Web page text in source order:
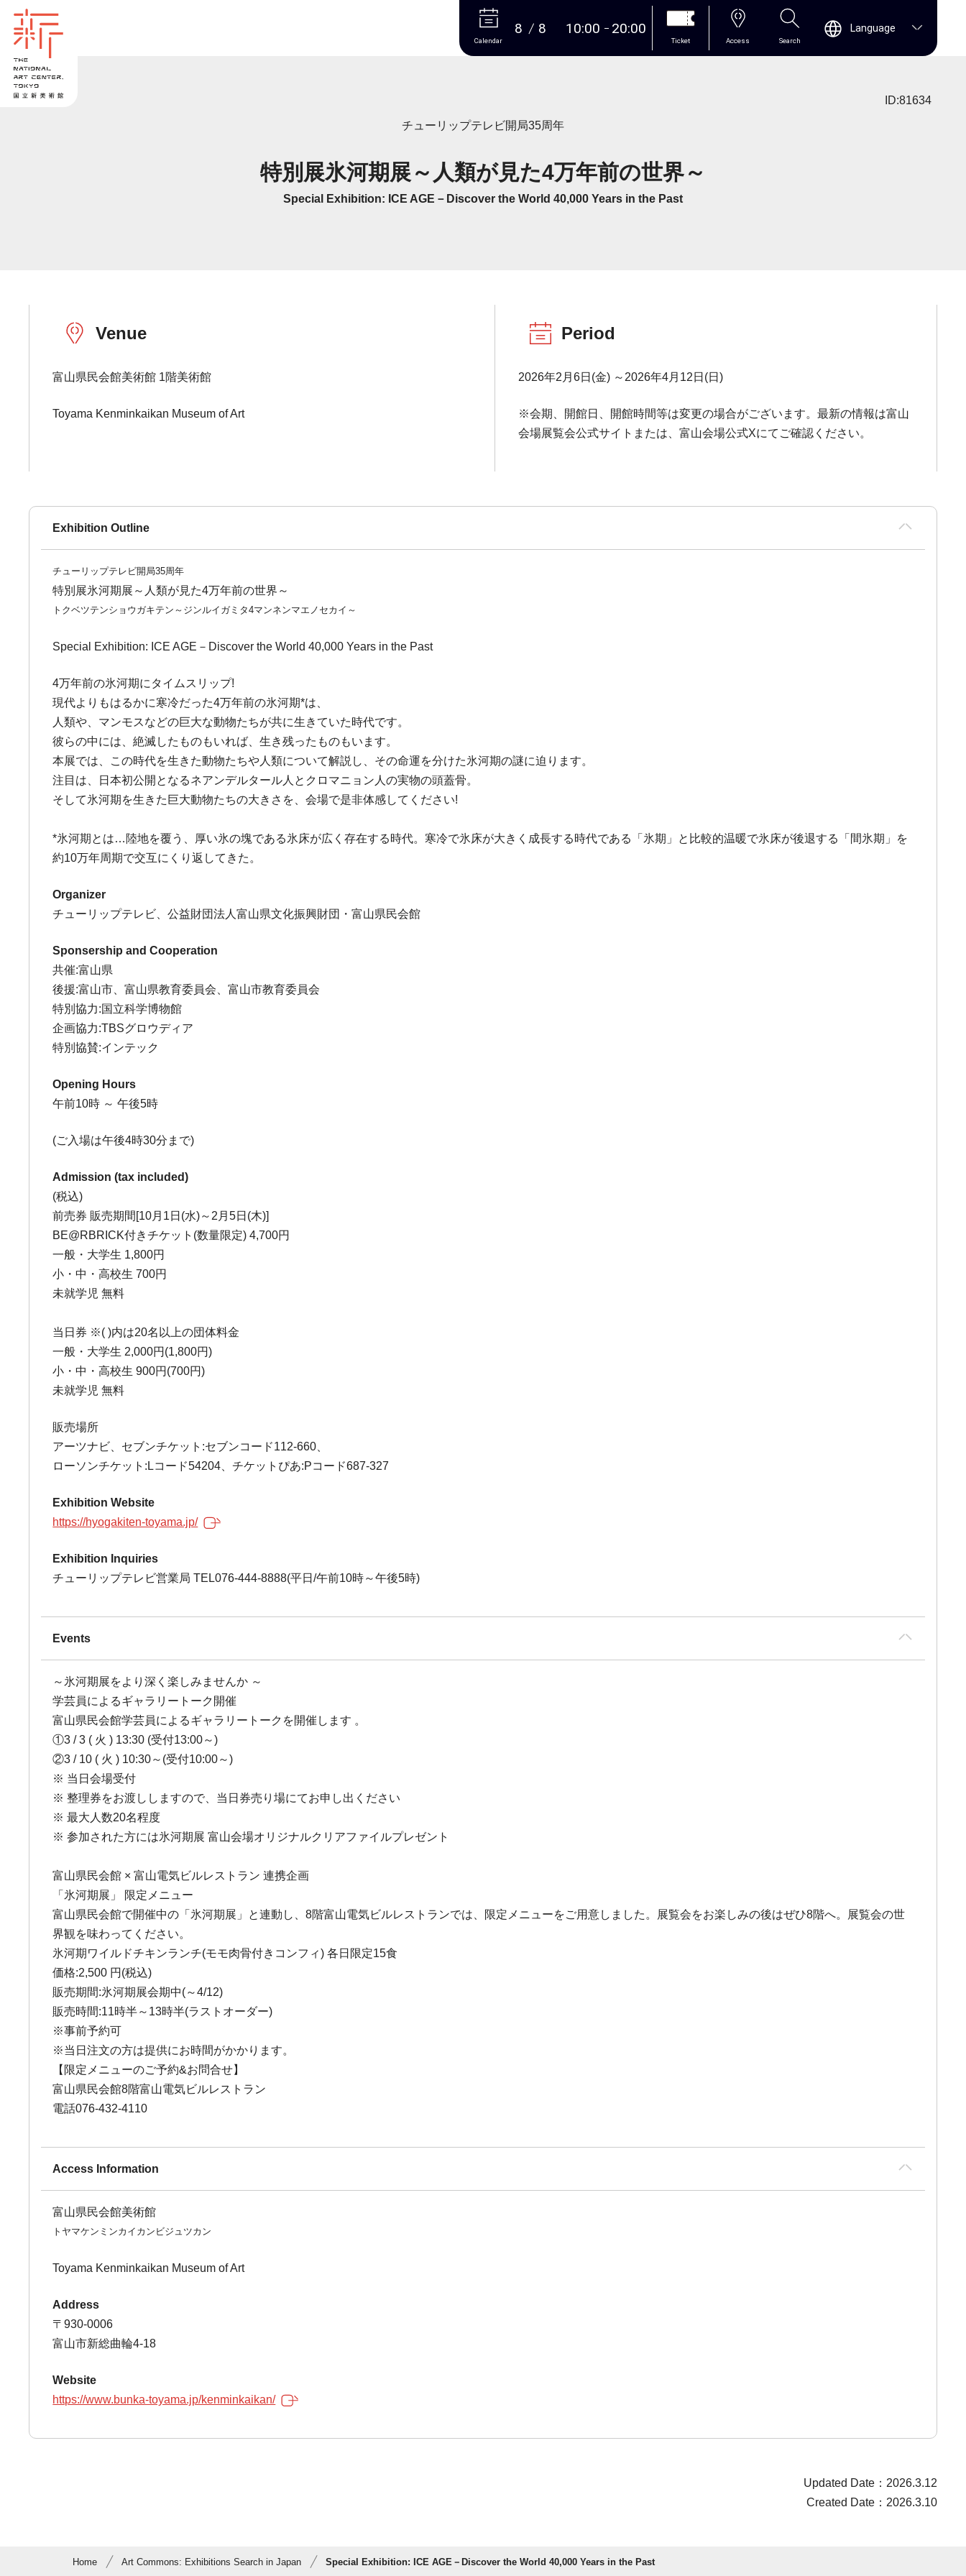
More
Calendar
8 8 10:00 20:00
Ticket Access Search
Language
ID:81634
チューリップテレビ開局35周年
特別展氷河期展～人類が見た4万年前の世界～
Special Exhibition: ICE AGE－Discover the World 40,000 Years in the Past
Venue
富山県民会館美術館 1階美術館
Toyama Kenminkaikan Museum of Art
Period
2026年2月6日(金) ～2026年4月12日(日)
※会期、開館日、開館時間等は変更の場合がございます。最新の情報は富山
会場展覧会公式サイトまたは、富山会場公式Xにてご確認ください。
Exhibition Outline
チューリップテレビ開局35周年
特別展氷河期展～人類が見た4万年前の世界～
トクベツテンショウガキテン～ジンルイガミタ4マンネンマエノセカイ～
Special Exhibition: ICE AGE－Discover the World 40,000 Years in the Past
4万年前の氷河期にタイムスリップ!
現代よりもはるかに寒冷だった4万年前の氷河期*は、
人類や、マンモスなどの巨大な動物たちが共に生きていた時代です。
彼らの中には、絶滅したものもいれば、生き残ったものもいます。
本展では、この時代を生きた動物たちや人類について解説し、その命運を分けた氷河期の謎に迫ります。
注目は、日本初公開となるネアンデルタール人とクロマニョン人の実物の頭蓋骨。
そして氷河期を生きた巨大動物たちの大きさを、会場で是非体感してください!
*氷河期とは…陸地を覆う、厚い氷の塊である氷床が広く存在する時代。寒冷で氷床が大きく成長する時代である「氷期」と比較的温暖で氷床が後退する「間氷期」を
約10万年周期で交互にくり返してきた。
Organizer
チューリップテレビ、公益財団法人富山県文化振興財団・富山県民会館
Sponsership and Cooperation
共催:富山県
後援:富山市、富山県教育委員会、富山市教育委員会
特別協力:国立科学博物館
企画協力:TBSグロウディア
特別協賛:インテック
Opening Hours
午前10時 ～ 午後5時
(ご入場は午後4時30分まで)
Admission (tax included)
(税込)
前売券 販売期間[10月1日(水)～2月5日(木)]
BE@RBRICK付きチケット(数量限定) 4,700円
一般・大学生 1,800円
小・中・高校生 700円
未就学児 無料
当日券 ※( )内は20名以上の団体料金
一般・大学生 2,000円(1,800円)
小・中・高校生 900円(700円)
未就学児 無料
販売場所
アーツナビ、セブンチケット:セブンコード112-660、
ローソンチケット:Lコード54204、チケットぴあ:Pコード687-327
Exhibition Website
https://hyogakiten-toyama.jp/
Exhibition Inquiries
チューリップテレビ営業局 TEL076-444-8888(平日/午前10時～午後5時)
Events
～氷河期展をより深く楽しみませんか ～
学芸員によるギャラリートーク開催
富山県民会館学芸員によるギャラリートークを開催します 。
①3 / 3 ( 火 ) 13:30 (受付13:00～)
②3 / 10 ( 火 ) 10:30～(受付10:00～)
※ 当日会場受付
※ 整理券をお渡ししますので、当日券売り場にてお申し出ください
※ 最大人数20名程度
※ 参加された方には氷河期展 富山会場オリジナルクリアファイルプレゼント
富山県民会館 × 富山電気ビルレストラン 連携企画
「氷河期展」 限定メニュー
富山県民会館で開催中の「氷河期展」と連動し、8階富山電気ビルレストランでは、限定メニューをご用意しました。展覧会をお楽しみの後はぜひ8階へ。展覧会の世
界観を味わってください。
氷河期ワイルドチキンランチ(モモ肉骨付きコンフィ) 各日限定15食
価格:2,500 円(税込)
販売期間:氷河期展会期中(～4/12)
販売時間:11時半～13時半(ラストオーダー)
※事前予約可
※当日注文の方は提供にお時間がかかります。
【限定メニューのご予約&お問合せ】
富山県民会館8階富山電気ビルレストラン
電話076-432-4110
Access Information
富山県民会館美術館
トヤマケンミンカイカンビジュツカン
Toyama Kenminkaikan Museum of Art
Address
〒930-0006
富山市新総曲輪4-18
Website
https://www.bunka-toyama.jp/kenminkaikan/
Updated Date：2026.3.12
Created Date：2026.3.10
Home Art Commons: Exhibitions Search in Japan Special Exhibition: ICE AGE－Discover the World 40,000 Years in the Past